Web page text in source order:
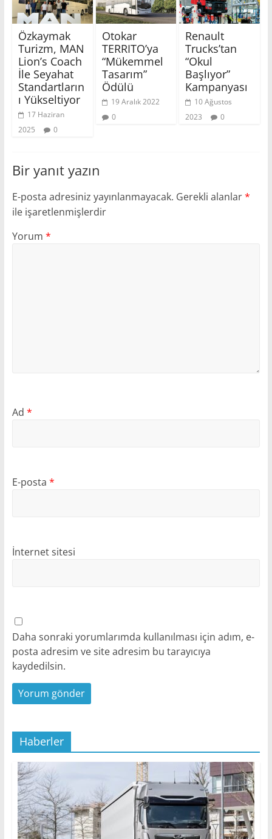
Özkaymak
Turizm, MAN
Lion’s Coach
İle Seyahat
Standartların
ı Yükseltiyor
17 Haziran
2025
0
Otokar
TERRITO’ya
“Mükemmel
Tasarım”
Ödülü
19 Aralık 2022
0
Renault
Trucks’tan
“Okul
Başlıyor”
Kampanyası
10 Ağustos
2023
0
Bir yanıt yazın
E-posta adresiniz yayınlanmayacak. Gerekli alanlar*
ile işaretlenmişlerdir
Yorum *
Ad *
E-posta *
İnternet sitesi
Daha sonraki yorumlarımda kullanılması için adım, e-
posta adresim ve site adresim bu tarayıcıya
kaydedilsin.
Haberler